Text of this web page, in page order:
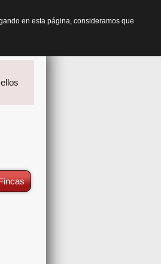
en esta página, consideramos que